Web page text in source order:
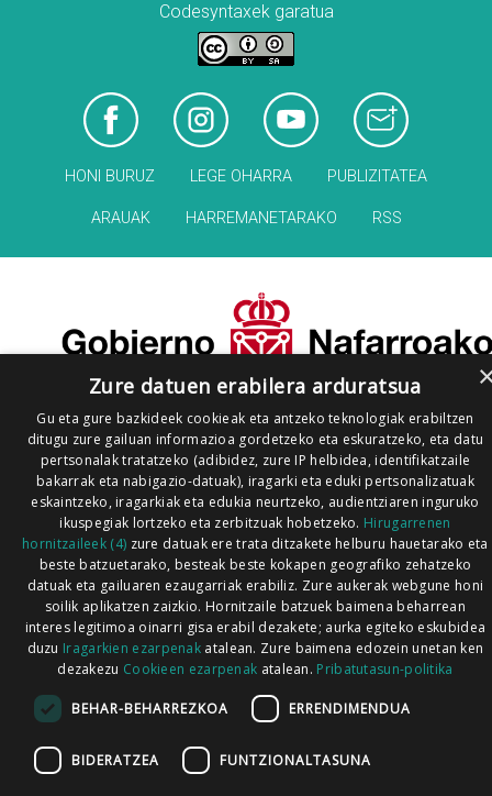
Codesyntaxek garatua
HONI BURUZ LEGE OHARRA PUBLIZITATEA
ARAUAK HARREMANETARAKO RSS
Zure datuen erabilera arduratsua
Gu eta gure bazkideek cookieak eta antzeko teknologiak erabiltzen
ditugu zure gailuan informazioa gordetzeko eta eskuratzeko, eta datu
pertsonalak tratatzeko (adibidez, zure IP helbidea, identifikatzaile
bakarrak eta nabigazio-datuak), iragarki eta eduki pertsonalizatuak
eskaintzeko, iragarkiak eta edukia neurtzeko, audientziaren inguruko
ikuspegiak lortzeko eta zerbitzuak hobetzeko. Hirugarrenen
hornitzaileek (4) zure datuak ere trata ditzakete helburu hauetarako eta
beste batzuetarako, besteak beste kokapen geografiko zehatzeko
datuak eta gailuaren ezaugarriak erabiliz. Zure aukerak webgune honi
soilik aplikatzen zaizkio. Hornitzaile batzuek baimena beharrean
interes legitimoa oinarri gisa erabil dezakete; aurka egiteko eskubidea
duzu Iragarkien ezarpenak atalean. Zure baimena edozein unetan ken
dezakezu Cookieen ezarpenak atalean. Pribatutasun-politika
BEHAR-BEHARREZKOA ERRENDIMENDUA
BIDERATZEA FUNTZIONALTASUNA